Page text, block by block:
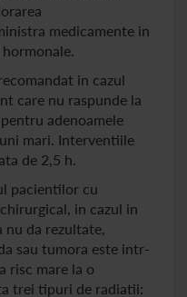
medicamente in
in cazul
care nu raspunde la
adenoamele
mari. Interventiile
de 2,5 h.
pacientilor cu
in cazul in
nu da rezultate,
sau tumora este intr-
risc mare la o
trei tipuri de radiatii: